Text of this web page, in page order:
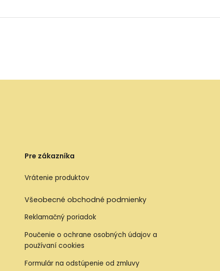
Pre zákazníka
Vrátenie produktov
Všeobecné obchodné podmienky
Reklamačný poriadok
Poučenie o ochrane osobných údajov a
používaní cookies
Formulár na odstúpenie od zmluvy